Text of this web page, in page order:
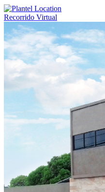
Recorrido Virtual